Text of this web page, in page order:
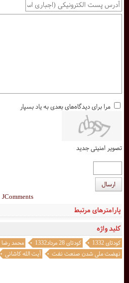
کلید واژه
کودتای 1332 کودتای 28 مرداد1332
محمد رضا
نهضت ملی شدن صنعت نفت
آیت الله کاشانی
پارامترهای مرتبط
مرا برای دیدگاه‌های بعدی به یاد بسپار
تصویر امنیتی جدید
ارسال
JComments